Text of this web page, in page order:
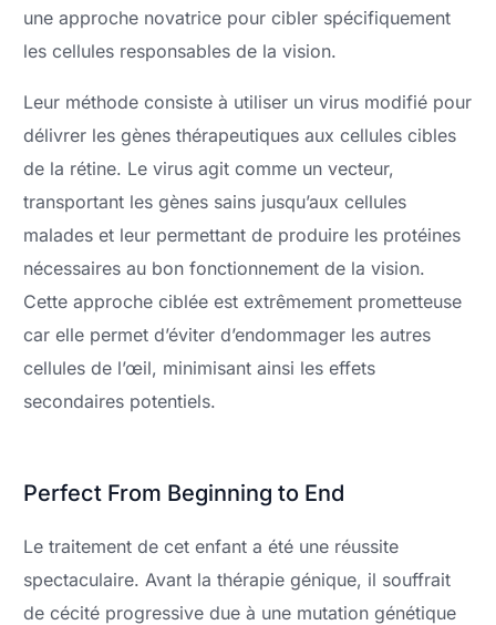
une approche novatrice pour cibler spécifiquement
les cellules responsables de la vision.
Leur méthode consiste à utiliser un virus modifié pour
délivrer les gènes thérapeutiques aux cellules cibles
de la rétine. Le virus agit comme un vecteur,
transportant les gènes sains jusqu’aux cellules
malades et leur permettant de produire les protéines
nécessaires au bon fonctionnement de la vision.
Cette approche ciblée est extrêmement prometteuse
car elle permet d’éviter d’endommager les autres
cellules de l’œil, minimisant ainsi les effets
secondaires potentiels.
Perfect From Beginning to End
Le traitement de cet enfant a été une réussite
spectaculaire. Avant la thérapie génique, il souffrait
de cécité progressive due à une mutation génétique